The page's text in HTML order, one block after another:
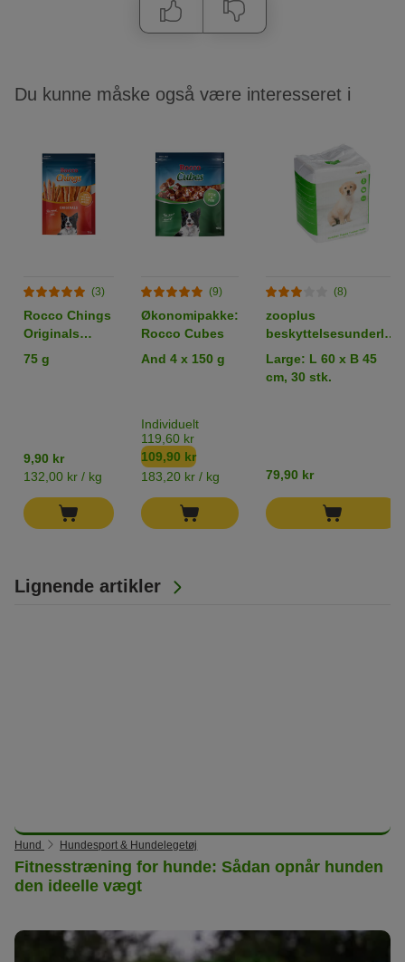
Lignende artikler
Hund Hundesport & Hundelegetøj
Fitnesstræning for hunde: Sådan opnår hunden
den ideelle vægt
Du kunne måske også være interesseret i
(3)
Rocco Chings
Originals
Kyllingebryst i
strimler
75 g
9,90 kr
132,00 kr / kg
(9)
Økonomipakke:
Rocco Cubes
And 4 x 150 g
Individuelt
119,60 kr
109,90 kr
183,20 kr / kg
(8)
zooplus
beskyttelsesunderlag
til hundehvalpe
Large: L 60 x B 45
cm, 30 stk.
79,90 kr